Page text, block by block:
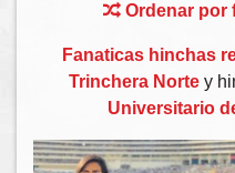
Ordenar por
Fanaticas hinchas
Trinchera Nortey
Universitario